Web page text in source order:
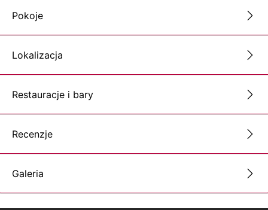
Pokoje
Lokalizacja
Restauracje i bary
Recenzje
Galeria